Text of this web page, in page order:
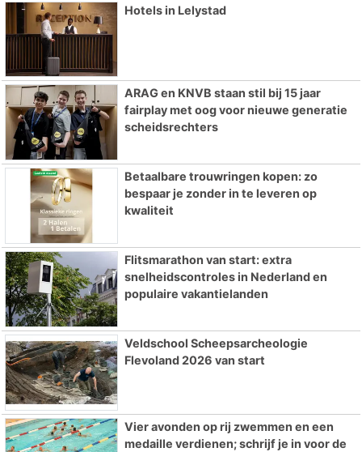
Hotels in Lelystad
ARAG en KNVB staan stil bij 15 jaar
fairplay met oog voor nieuwe generatie
scheidsrechters
Betaalbare trouwringen kopen: zo
bespaar je zonder in te leveren op
kwaliteit
Flitsmarathon van start: extra
snelheidscontroles in Nederland en
populaire vakantielanden
Veldschool Scheepsarcheologie
Flevoland 2026 van start
Vier avonden op rij zwemmen en een
medaille verdienen; schrijf je in voor de